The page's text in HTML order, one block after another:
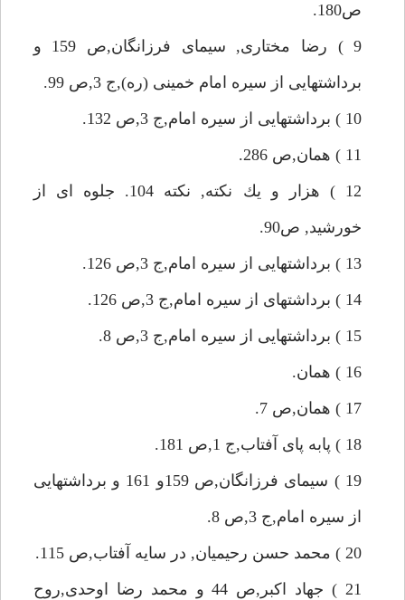
ص180.
9 ) رضا مختارى, سيماى فرزانگان,ص 159 و
برداشتهايى از سيره امام خمينى (ره),ج 3,ص 99.
10 ) برداشتهايى از سيره امام,ج 3,ص 132.
11 ) همان,ص 286.
12 ) هزار و يك نكته, نكته 104. جلوه اى از
خورشيد, ص90.
13 ) برداشتهايى از سيره امام,ج 3,ص 126.
14 ) برداشتهاى از سيره امام,ج 3,ص 126.
15 ) برداشتهايى از سيره امام,ج 3,ص 8.
16 ) همان.
17 ) همان,ص 7.
18 ) پابه پاى آفتاب,ج 1,ص 181.
19 ) سيماى فرزانگان,ص 159و 161 و برداشتهايى
از سيره امام,ج 3,ص 8.
20 ) محمد حسن رحيميان, در سايه آفتاب,ص 115.
21 ) جهاد اكبر,ص 44 و محمد رضا اوحدى,روح